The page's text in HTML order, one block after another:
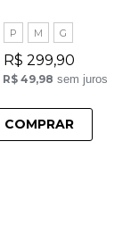
P M G
R$ 299,90
R$ 49,98 sem juros
COMPRAR